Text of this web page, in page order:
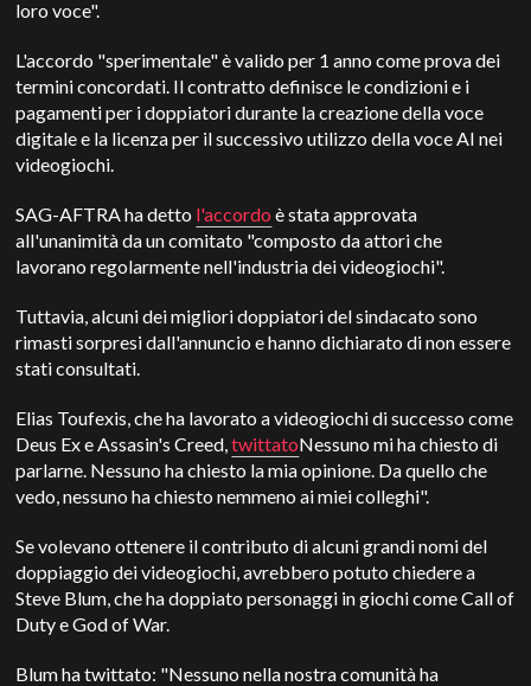
loro voce".
L'accordo "sperimentale" è valido per 1 anno come prova dei
termini concordati. Il contratto definisce le condizioni e i
pagamenti per i doppiatori durante la creazione della voce
digitale e la licenza per il successivo utilizzo della voce AI nei
videogiochi.
SAG-AFTRA ha detto l'accordo è stata approvata
all'unanimità da un comitato "composto da attori che
lavorano regolarmente nell'industria dei videogiochi".
Tuttavia, alcuni dei migliori doppiatori del sindacato sono
rimasti sorpresi dall'annuncio e hanno dichiarato di non essere
stati consultati.
Elias Toufexis, che ha lavorato a videogiochi di successo come
Deus Ex e Assasin's Creed,twittatoNessuno mi ha chiesto di
parlarne. Nessuno ha chiesto la mia opinione. Da quello che
vedo, nessuno ha chiesto nemmeno ai miei colleghi".
Se volevano ottenere il contributo di alcuni grandi nomi del
doppiaggio dei videogiochi, avrebbero potuto chiedere a
Steve Blum, che ha doppiato personaggi in giochi come Call of
Duty e God of War.
Blum ha twittato: "Nessuno nella nostra comunità ha